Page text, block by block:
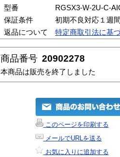
型番
RGSX3-W-2U-C-
保証条件
初期不良対応１週
返品について
特定商取引法に基
商品番号 20902278
本商品は販売を終了しました
このページを印刷する
メールでURLを送る
お気に入りに追加する